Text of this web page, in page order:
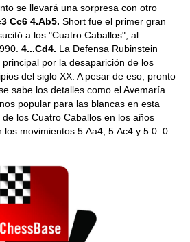
se llevará una sorpresa con otro
Cc6 4.Ab5. Short fue el primer gran
a los "Cuatro Caballos", al
4...Cd4. La Defensa Rubinstein
por la desaparición de los
del siglo XX. A pesar de eso, pronto
sabe los detalles como el Avemaría.
popular para las blancas en esta
los Cuatro Caballos en los años
movimientos 5.Aa4, 5.Ac4 y 5.0–0.